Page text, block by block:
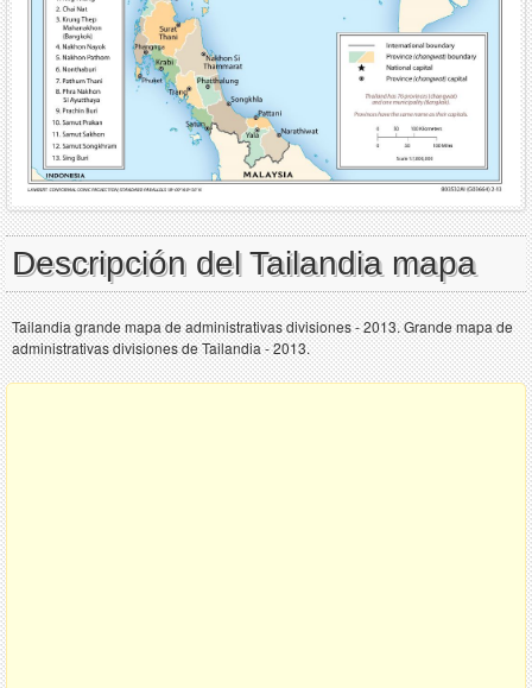
Descripción del Tailandia mapa
Tailandia grande mapa de administrativas divisiones - 2013. Grande mapa de
administrativas divisiones de Tailandia - 2013.